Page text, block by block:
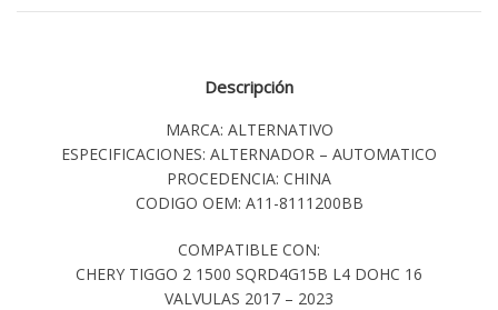
Descripción
MARCA: ALTERNATIVO
ESPECIFICACIONES: ALTERNADOR – AUTOMATICO
PROCEDENCIA: CHINA
CODIGO OEM: A11-8111200BB
COMPATIBLE CON:
CHERY TIGGO 2 1500 SQRD4G15B L4 DOHC 16
VALVULAS 2017 – 2023